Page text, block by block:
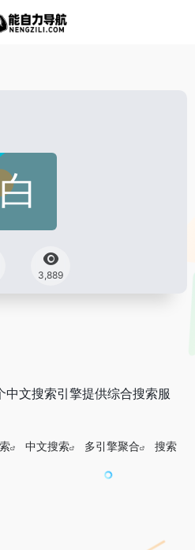
3,889
文搜索引擎提供综合搜索服
中文搜索 多引擎聚合
搜索